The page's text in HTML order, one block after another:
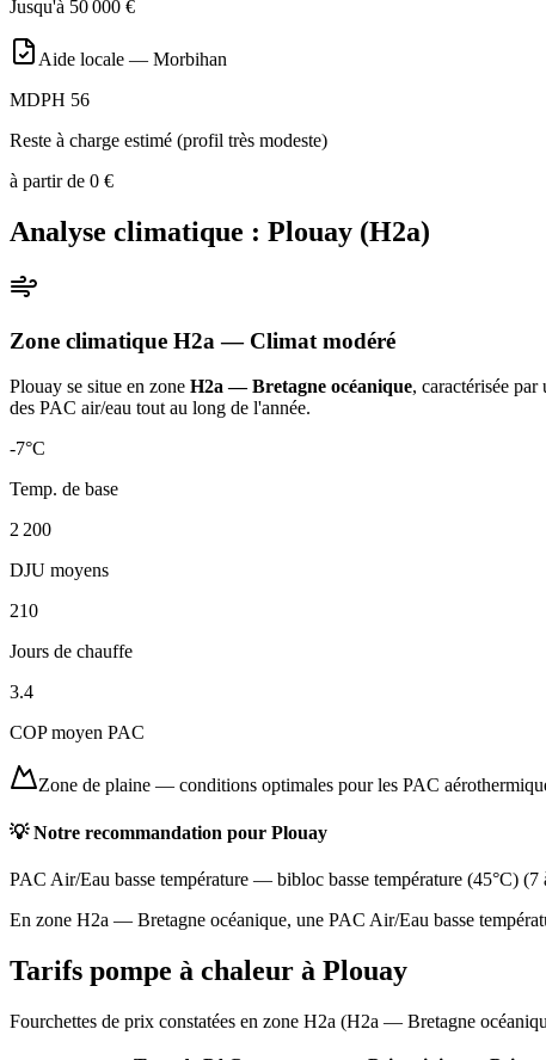
Jusqu'à 50 000 €
Aide locale — Morbihan
MDPH 56
Reste à charge estimé (profil très modeste)
à partir de 0 €
Analyse climatique : Plouay (H2a)
Zone climatique H2a — Climat modéré
Plouay se situe en zone H2a — Bretagne océanique, caractérisée par
des PAC air/eau tout au long de l'année.
-7°C
Temp. de base
2 200
DJU moyens
210
Jours de chauffe
3.4
COP moyen PAC
Zone de plaine — conditions optimales pour les PAC
💡 Notre recommandation pour Plouay
PAC Air/Eau basse température — bibloc basse température (45°C) (7
En zone H2a — Bretagne océanique, une PAC Air/Eau basse
Tarifs pompe à chaleur à Plouay
Fourchettes de prix constatées en zone H2a (H2a — Bretagne